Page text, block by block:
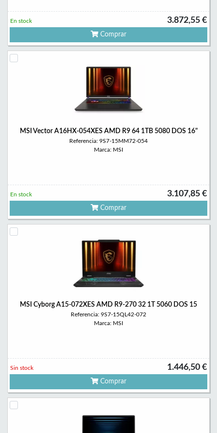
3.872,55 €
En stock
Comprar
MSI Vector A16HX-054XES AMD R9 64 1TB 5080 DOS 16"
Referencia: 9S7-15MM72-054
Marca: MSI
3.107,85 €
En stock
Comprar
MSI Cyborg A15-072XES AMD R9-270 32 1T 5060 DOS 15
Referencia: 9S7-15QL42-072
Marca: MSI
1.446,50 €
Sin stock
Comprar